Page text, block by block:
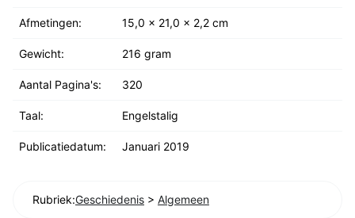
Afmetingen: 15,0 x 21,0 x 2,2 cm
Gewicht: 216 gram
Aantal Pagina's: 320
Taal: Engelstalig
Publicatiedatum: Januari 2019
Rubriek:Geschiedenis > Algemeen